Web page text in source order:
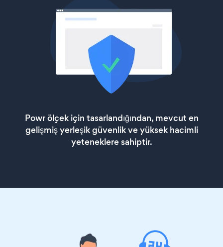
Powr ölçek için tasarlandığından, mevcut en
gelişmiş yerleşik güvenlik ve yüksek hacimli
yeteneklere sahiptir.